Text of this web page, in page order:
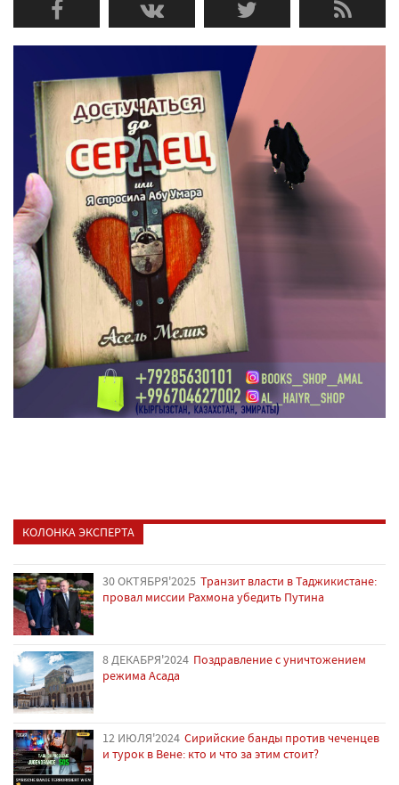
КОЛОНКА ЭКСПЕРТА
30 ОКТЯБРЯ'2025 Транзит власти в Таджикистане:
провал миссии Рахмона убедить Путина
8 ДЕКАБРЯ'2024 Поздравление с уничтожением
режима Асада
12 ИЮЛЯ'2024 Сирийские банды против чеченцев
и турок в Вене: кто и что за этим стоит?